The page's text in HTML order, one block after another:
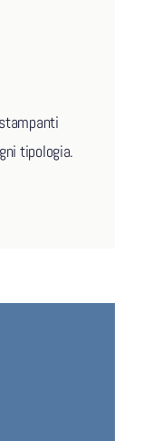
tipologia.